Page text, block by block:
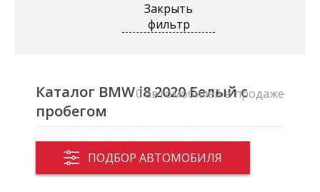
Закрыть
фильтр
Каталог BMW i8 2020 Белый с
пробегом
ПОДБОР АВТОМОБИЛЯ
0 автомобилей в продаже